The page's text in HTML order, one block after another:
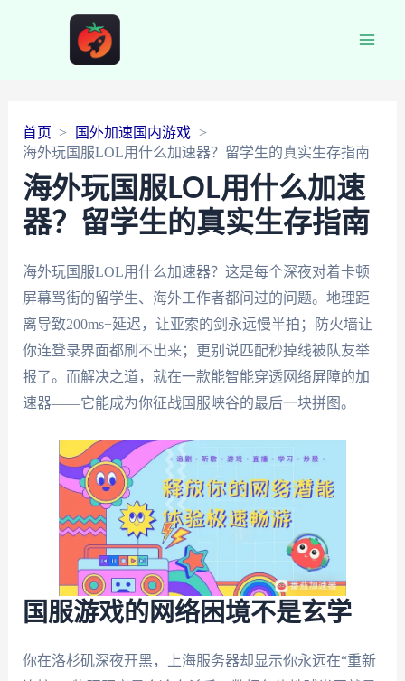
首页
国外加速国内游戏
海外玩国服LOL用什么加速器？留学生的真实生存指南
海外玩国服LOL用什么加速
器？留学生的真实生存指南
海外玩国服LOL用什么加速器？这是每个深夜对着卡顿
屏幕骂街的留学生、海外工作者都问过的问题。地理距
离导致200ms+延迟，让亚索的剑永远慢半拍；防火墙让
你连登录界面都刷不出来；更别说匹配秒掉线被队友举
报了。而解决之道，就在一款能智能穿透网络屏障的加
速器——它能成为你征战国服峡谷的最后一块拼图。
国服游戏的网络困境不是玄学
你在洛杉矶深夜开黑，上海服务器却显示你永远在“重新